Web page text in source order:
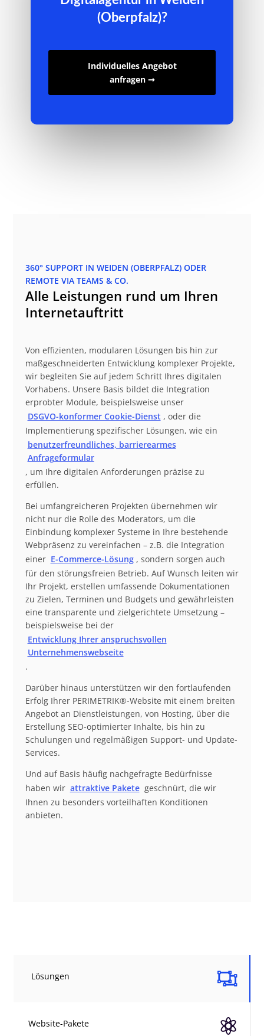
(Oberpfalz)?
Individuelles Angebot
anfragen ➞
360° SUPPORT IN WEIDEN (OBERPFALZ) ODER
REMOTE VIA TEAMS & CO.
Alle Leistungen rund um Ihren
Internetauftritt
Von effizienten, modularen Lösungen bis hin zur
maßgeschneiderten Entwicklung komplexer Projekte,
wir begleiten Sie auf jedem Schritt Ihres digitalen
Vorhabens. Unsere Basis bildet die Integration
erprobter Module, beispielsweise unser
DSGVO-konformer Cookie-Dienst , oder die
Implementierung spezifischer Lösungen, wie ein
benutzerfreundliches, barrierearmes
Anfrageformular
, um Ihre digitalen Anforderungen präzise zu
erfüllen.
Bei umfangreicheren Projekten übernehmen wir
nicht nur die Rolle des Moderators, um die
Einbindung komplexer Systeme in Ihre bestehende
Webpräsenz zu vereinfachen – z.B. die Integration
einer E-Commerce-Lösung , sondern sorgen auch
für den störungsfreien Betrieb. Auf Wunsch leiten wir
Ihr Projekt, erstellen umfassende Dokumentationen
zu Zielen, Terminen und Budgets und gewährleisten
eine transparente und zielgerichtete Umsetzung –
beispielsweise bei der
Entwicklung Ihrer anspruchsvollen
Unternehmenswebseite
.
Darüber hinaus unterstützen wir den fortlaufenden
Erfolg Ihrer PERIMETRIK®-Website mit einem breiten
Angebot an Dienstleistungen, von Hosting, über die
Erstellung SEO-optimierter Inhalte, bis hin zu
Schulungen und regelmäßigen Support- und Update-
Services.
Und auf Basis häufig nachgefragte Bedürfnisse
haben wir attraktive Pakete geschnürt, die wir
Ihnen zu besonders vorteilhaften Konditionen
anbieten.

Lösungen

Website-Pakete